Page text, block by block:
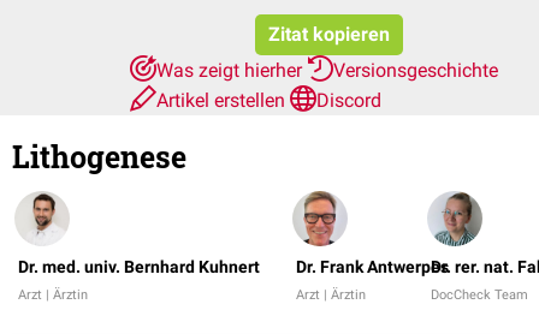
Zitat kopieren
Was zeigt hierher
Versionsgeschichte
Artikel erstellen
Discord
Lithogenese
Dr. med. univ. Bernhard Kuhnert
Arzt | Ärztin
Dr. Frank Antwerpes
Arzt | Ärztin
Dr. rer. nat.
DocCheck Team